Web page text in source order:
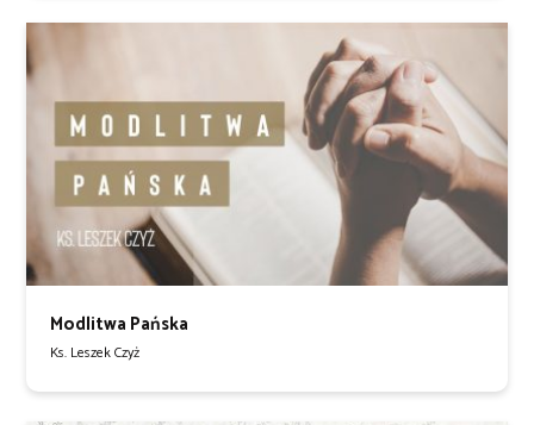
Modlitwa Pańska
Ks. Leszek Czyż